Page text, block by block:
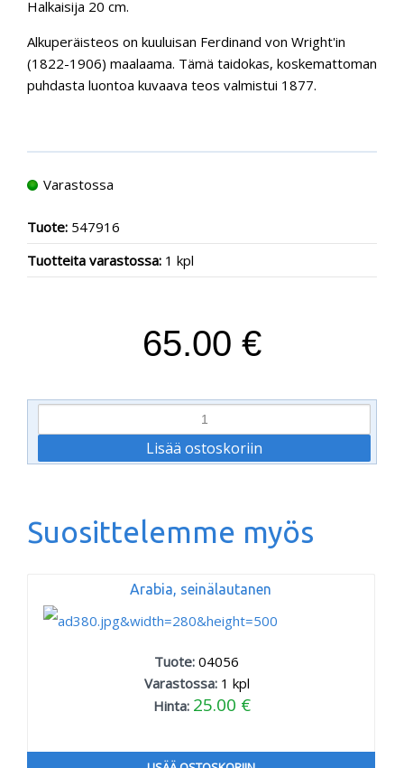
Halkaisija 20 cm.
Alkuperäisteos on kuuluisan Ferdinand von Wright'in
(1822-1906) maalaama. Tämä taidokas, koskemattoman
puhdasta luontoa kuvaava teos valmistui 1877.
Varastossa
Tuote: 547916
Tuotteita varastossa: 1 kpl
65.00 €
Suosittelemme myös
Arabia, seinälautanen
Tuote:04056
Varastossa: 1 kpl
Hinta: 25.00 €